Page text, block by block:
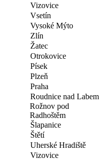
Vizovice
Vsetín
Vysoké Mýto
Zlín
Žatec
Otrokovice
Písek
Plzeň
Praha
Roudnice nad Labem
Rožnov pod
Radhoštěm
Šlapanice
Štětí
Uherské Hradiště
Vizovice